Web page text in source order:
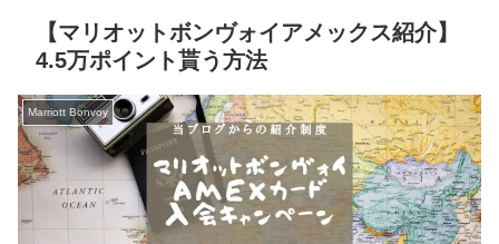
【マリオットボンヴォイアメックス紹介】
4.5万ポイント貰う方法
Marriott Bonvoy